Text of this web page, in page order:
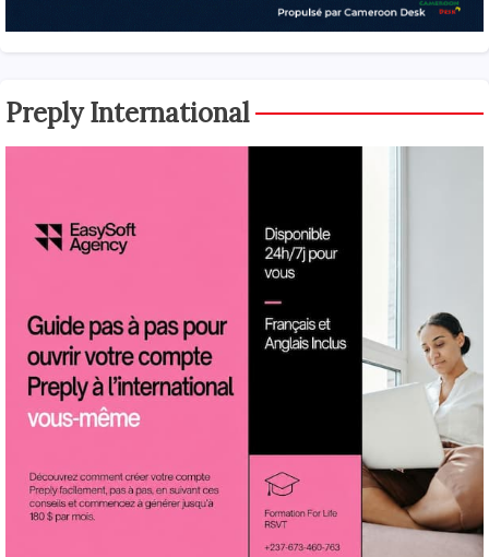
Preply International